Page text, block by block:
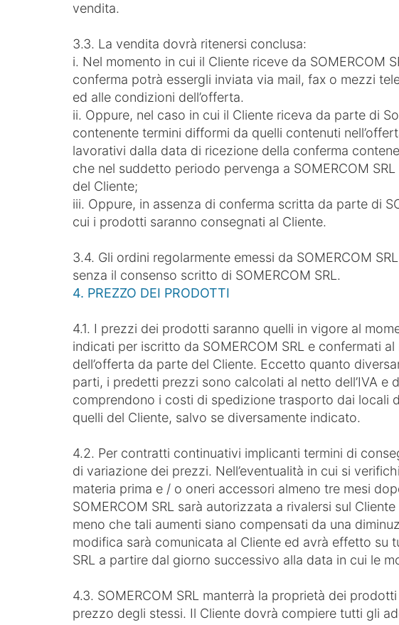
vendita.
3.3. La vendita dovrà ritenersi conclusa:
i. Nel momento in cui il Cliente riceve da SOMERCOM
conferma potrà essergli inviata via mail, fax o mezzi
ed alle condizioni dell’offerta.
ii. Oppure, nel caso in cui il Cliente riceva da parte di
contenente termini difformi da quelli contenuti
lavorativi dalla data di ricezione della conferma
che nel suddetto periodo pervenga a SOMERCOM
del Cliente;
iii. Oppure, in assenza di conferma scritta da parte di
cui i prodotti saranno consegnati al Cliente.
3.4. Gli ordini regolarmente emessi da SOMERCOM
senza il consenso scritto di SOMERCOM SRL.
4. PREZZO DEI PRODOTTI
4.1. I prezzi dei prodotti saranno quelli in vigore al
indicati per iscritto da SOMERCOM SRL e confermati
dell’offerta da parte del Cliente. Eccetto quanto
parti, i predetti prezzi sono calcolati al netto dell’IVA e
comprendono i costi di spedizione trasporto dai locali
quelli del Cliente, salvo se diversamente indicato.
4.2. Per contratti continuativi implicanti termini di
di variazione dei prezzi. Nell’eventualità in cui si
materia prima e / o oneri accessori almeno tre mesi
SOMERCOM SRL sarà autorizzata a rivalersi sul
meno che tali aumenti siano compensati da una
modifica sarà comunicata al Cliente ed avrà effetto su
SRL a partire dal giorno successivo alla data in cui le
4.3. SOMERCOM SRL manterrà la proprietà dei
prezzo degli stessi. Il Cliente dovrà compiere tutti gli